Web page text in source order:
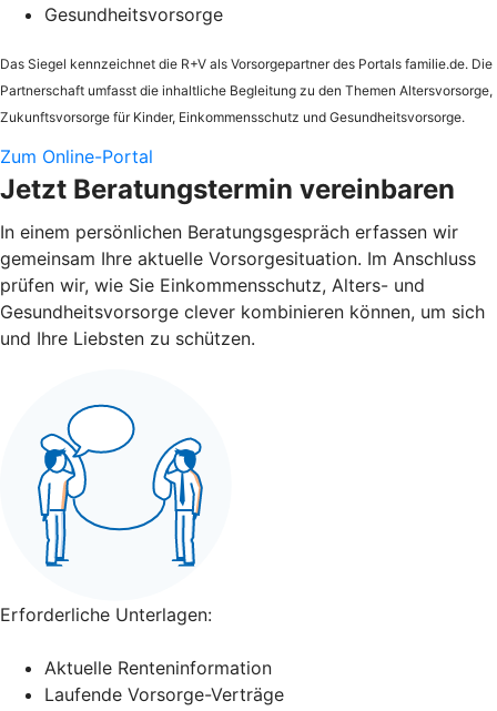
Gesundheitsvorsorge
Das Siegel kennzeichnet die R+V als Vorsorgepartner des Portals familie.de. Die
Partnerschaft umfasst die inhaltliche Begleitung zu den Themen Altersvorsorge,
Zukunftsvorsorge für Kinder, Einkommensschutz und Gesundheitsvorsorge.
Zum Online-Portal
Jetzt Beratungstermin vereinbaren
In einem persönlichen Beratungsgespräch erfassen wir
gemeinsam Ihre aktuelle Vorsorgesituation. Im Anschluss
prüfen wir, wie Sie Einkommensschutz, Alters- und
Gesundheitsvorsorge clever kombinieren können, um sich
und Ihre Liebsten zu schützen.
Erforderliche Unterlagen:
Aktuelle Renteninformation
Laufende Vorsorge-Verträge